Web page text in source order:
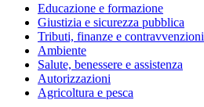
Educazione e formazione
Giustizia e sicurezza pubblica
Tributi, finanze e contravvenzioni
Ambiente
Salute, benessere e assistenza
Autorizzazioni
Agricoltura e pesca